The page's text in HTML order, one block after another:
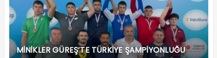
MİNİKLER GÜREŞ’TE TÜRKİYE ŞAMPİYONLUĞU